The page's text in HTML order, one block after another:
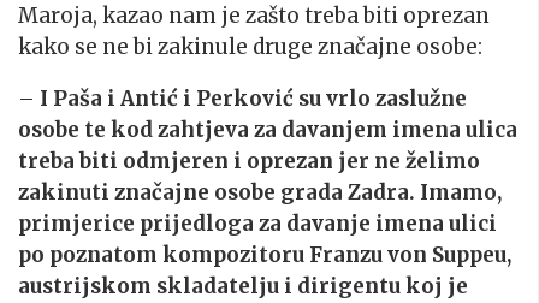
Maroja, kazao nam je zašto treba biti oprezan
kako se ne bi zakinule druge značajne osobe:
– I Paša i Antić i Perković su vrlo zaslužne
osobe te kod zahtjeva za davanjem imena ulica
treba biti odmjeren i oprezan jer ne želimo
zakinuti značajne osobe grada Zadra. Imamo,
primjerice prijedloga za davanje imena ulici
po poznatom kompozitoru Franzu von Suppeu,
austrijskom skladatelju i dirigentu koj je